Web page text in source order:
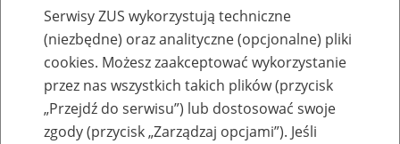
Kalendarium
Serwisy ZUS wykorzystują techniczne
(niezbędne) oraz analityczne (opcjonalne) pliki
cookies. Możesz zaakceptować wykorzystanie
przez nas wszystkich takich plików (przycisk
„Przejdź do serwisu”) lub dostosować swoje
zgody (przycisk „Zarządzaj opcjami”). Jeśli